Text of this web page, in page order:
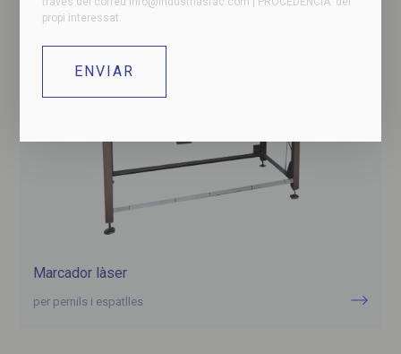
Marcador làser
per pernils i espatlles
propi interessat.